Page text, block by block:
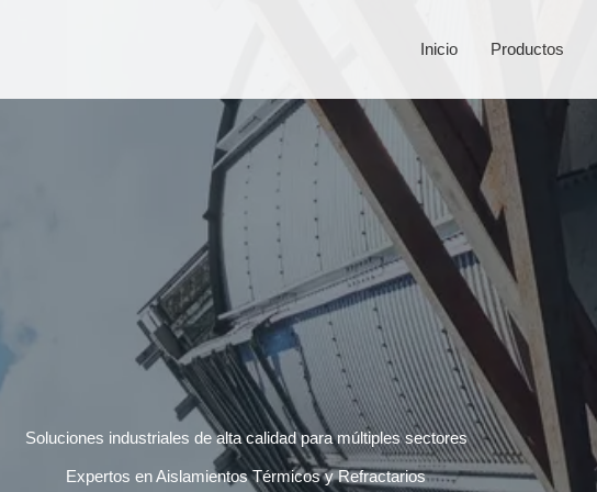
Inicio Productos
Soluciones industriales de alta calidad para múltiples sectores
Expertos en Aislamientos Térmicos y Refractarios